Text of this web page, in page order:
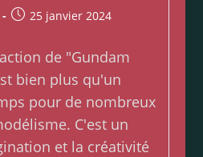
25 janvier 2024
de "Gundam
bien plus qu'un
pour de nombreux
C'est un
et la créativité